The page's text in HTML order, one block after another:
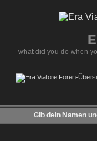
what did you do when
Gib dein Namen